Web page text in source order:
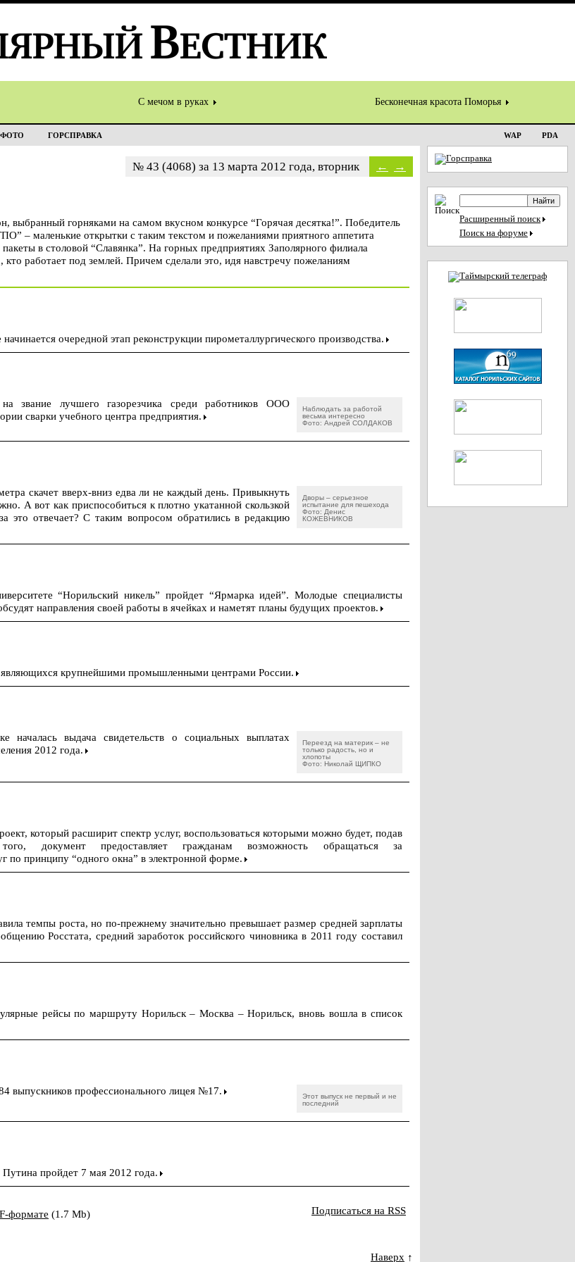
С мечом в руках Бесконечная красота Поморья
ФОТО ГОРСПРАВКА WAP PDA
№ 43 (4068) за 13 марта 2012 года, вторник ← →
выбранный горняками на самом вкусном конкурсе “Горячая десятка!”. Победитель
– маленькие открытки с таким текстом и пожеланиями приятного аппетита
в столовой “Славянка”. На горных предприятиях Заполярного филиала
работает под землей. Причем сделали это, идя навстречу пожеланиям
очередной этап реконструкции пирометаллургического производства.
Наблюдать за работой
весьма интересно
Фото: Андрей СОЛДАКОВ
на звание лучшего газорезчика среди работников ООО
сварки учебного центра предприятия.
Дворы – серьезное
испытание для пешехода
Фото: Денис
КОЖЕВНИКОВ
скачет вверх-вниз едва ли не каждый день. Привыкнуть
А вот как приспособиться к плотно укатанной скользкой
это отвечает? С таким вопросом обратились в редакцию
“Норильский никель” пройдет “Ярмарка идей”. Молодые специалисты
направления своей работы в ячейках и наметят планы будущих проектов.
являющихся крупнейшими промышленными центрами России.
Переезд на материк – не
только радость, но и
хлопоты
Фото: Николай ЩИПКО
началась выдача свидетельств о социальных выплатах
2012 года.
который расширит спектр услуг, воспользоваться которыми можно будет, подав
документ предоставляет гражданам возможность обращаться за
по принципу “одного окна” в электронной форме.
темпы роста, но по-прежнему значительно превышает размер средней зарплаты
Росстата, средний заработок российского чиновника в 2011 году составил
рейсы по маршруту Норильск – Москва – Норильск, вновь вошла в список
Этот выпуск не первый и не
последний
выпускников профессионального лицея №17.
пройдет 7 мая 2012 года.
формате (1.7 Mb)
Подписаться на RSS
Наверх ↑
Расширенный поиск
Поиск на форуме